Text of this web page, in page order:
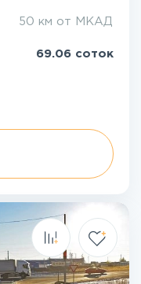
50 км от МКАД
69.06 соток